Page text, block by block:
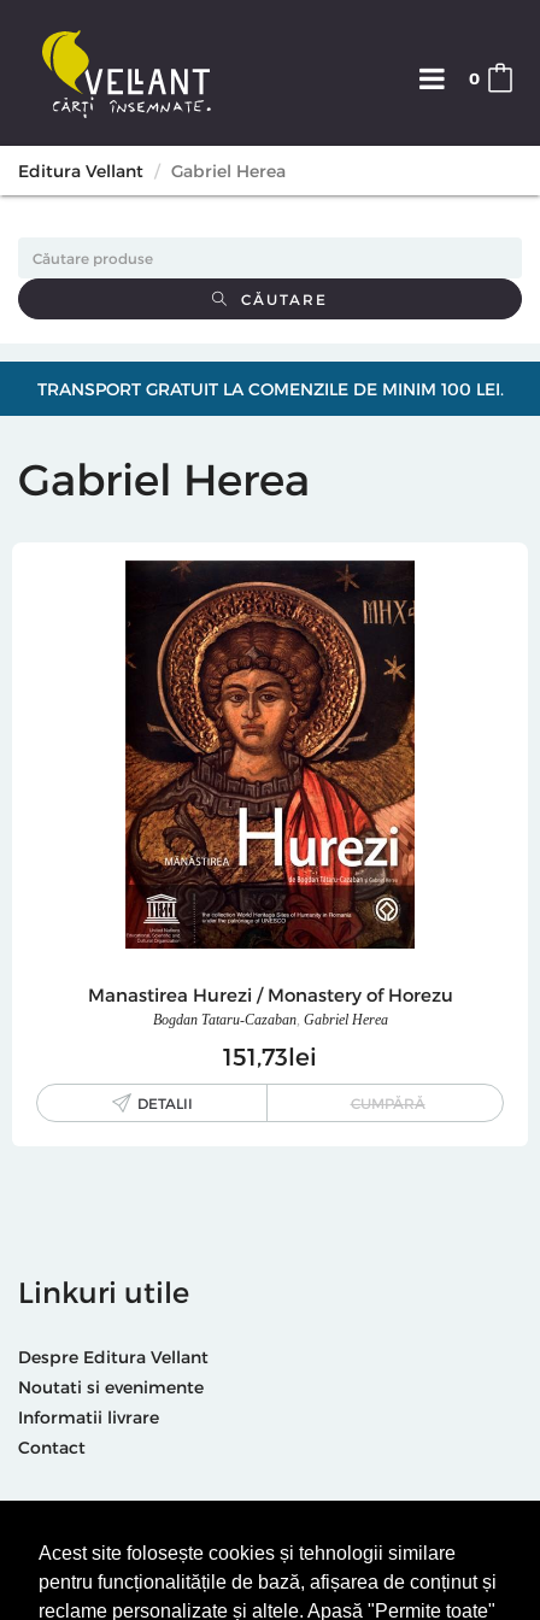
Acest site folosește cookies și tehnologii similare
pentru funcționalitățile de bază, afișarea de conținut și
reclame personalizate și altele. Apasă "Permite toate"
0
Editura Vellant Gabriel Herea
CĂUTARE
TRANSPORT GRATUIT LA COMENZILE DE MINIM 100 LEI.
Gabriel Herea
Manastirea Hurezi / Monastery of Horezu
Bogdan Tataru-Cazaban, Gabriel Herea
151 73lei
DETALII CUMPĂRĂ
Linkuri utile
Despre Editura Vellant
Noutati si evenimente
Informatii livrare
Contact